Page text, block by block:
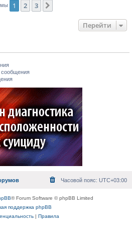
1 2 3
Перейти
сообщения
Часовой пояс: UTC+03:00
® Forum Software © phpBB Limited
поддержка phpBB
| Правила